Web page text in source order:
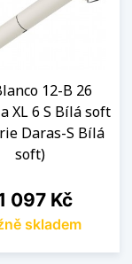
12-B 26
XL 6 S Bílá soft
Daras-S Bílá
soft)
097 Kč
skladem